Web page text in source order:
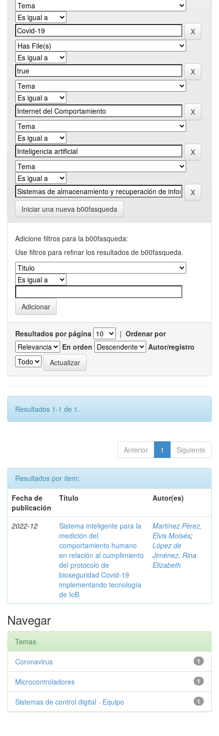
Iniciar una nueva b00fasqueda
Adicione filtros para la b00fasqueda:
Use filtros para refinar los resultados de b00fasqueda.
Resultados por página | Ordenar por
En orden
Autor/registro
Resultados 1-1 de 1.
Anterior 1 Siguiente
Resultados por ítem:
Fecha de
publicación
Título Autor(es)
2022-12
Sistema inteligente para la
medición del
comportamiento humano
en relación al cumplimiento
del protocolo de
bioseguridad Covid-19
implementando tecnología
de IoB
Martínez Pérez,
Elvis Moisés;
López de
Jiménez, Rina
Elizabeth
Navegar
Temas
1
Coronavirus
1
Microcontroladores
1
Sistemas de control digital - Equipo